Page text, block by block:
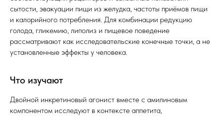
сытости, эвакуации пищи из желудка, частоты приёмов пищи
и калорийного потребления. Для комбинации редукцию
голода, гликемию, липолиз и пищевое поведение
рассматривают как исследовательские конечные точки, а не
установленные эффекты у человека.
Что изучают
Двойной инкретиновый агонист вместе с амилиновым
компонентом исследуют в контексте аппетита,